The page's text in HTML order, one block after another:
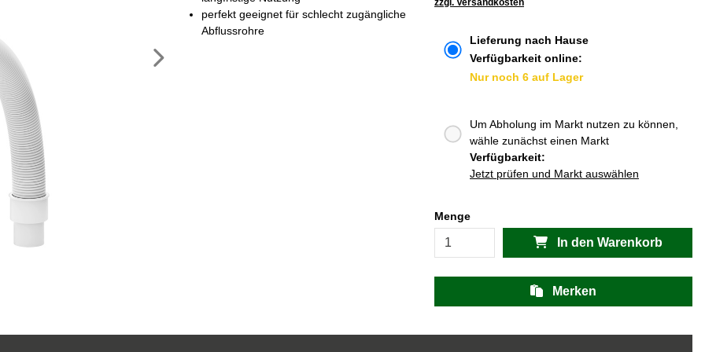
zzgl. Versandkosten
perfekt geeignet für schlecht zugängliche
Abflussrohre
Lieferung nach Hause
Verfügbarkeit online:
Nur noch 6 auf Lager
Um Abholung im Markt nutzen zu können,
wähle zunächst einen Markt
Verfügbarkeit:
Jetzt prüfen und Markt auswählen
Menge
In den Warenkorb
Merken